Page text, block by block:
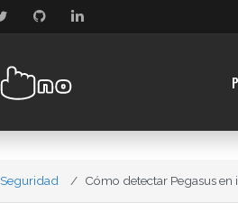
Seguridad Cómo detectar Pegasus en